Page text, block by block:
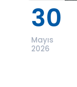
30
Mayıs
2026